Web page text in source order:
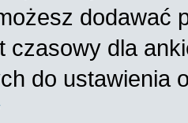
dodawać
czasowy dla
do ustawienia